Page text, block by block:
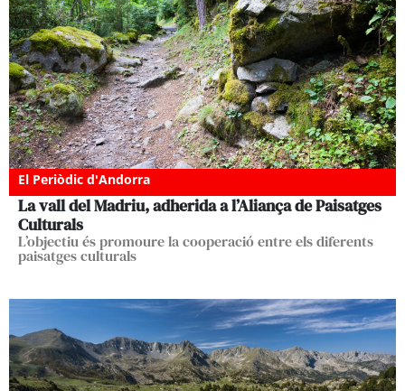
El Periòdic d'Andorra
La vall del Madriu, adherida a l’Aliança de Paisatges
Culturals
L’objectiu és promoure la cooperació entre els diferents
paisatges culturals